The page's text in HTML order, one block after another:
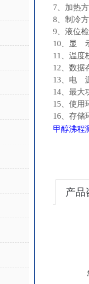
7、加热
8、制冷
9、液位
10、显
11、温度
12、数据
13、电
14、最大
15、使用
16、存储
甲醇沸程
产品